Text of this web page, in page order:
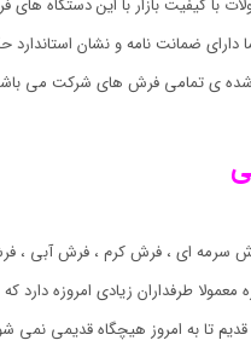
با کیفیت بازار با این دستگاه
ضمانت نامه و نشان
شده ی تمامی فرش های شرکت می
سرمه ای ، فرش کرم ، فرش آبی ،
طرفداران زیادی امروزه دارد
تا به امروز هیچگاه قدیمی نمی